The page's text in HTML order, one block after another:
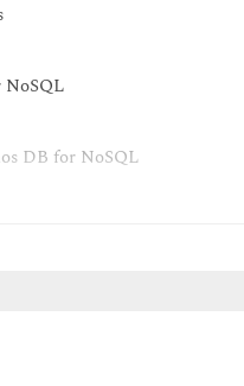
DB for NoSQL